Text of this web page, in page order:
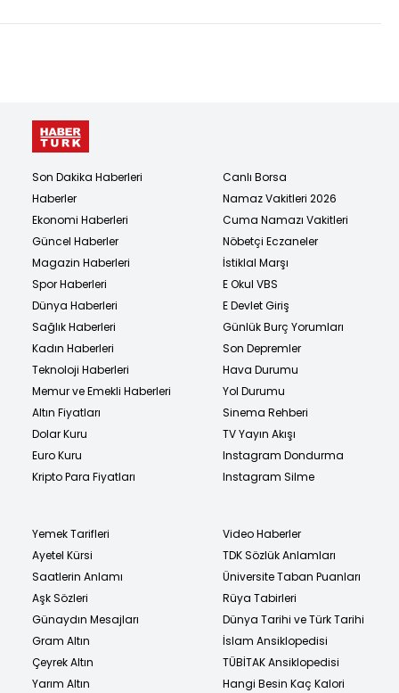
Son Dakika Haberleri
Haberler
Ekonomi Haberleri
Güncel Haberler
Magazin Haberleri
Spor Haberleri
Dünya Haberleri
Sağlık Haberleri
Kadın Haberleri
Teknoloji Haberleri
Memur ve Emekli Haberleri
Altın Fiyatları
Dolar Kuru
Euro Kuru
Kripto Para Fiyatları
Canlı Borsa
Namaz Vakitleri 2026
Cuma Namazı Vakitleri
Nöbetçi Eczaneler
İstiklal Marşı
E Okul VBS
E Devlet Giriş
Günlük Burç Yorumları
Son Depremler
Hava Durumu
Yol Durumu
Sinema Rehberi
TV Yayın Akışı
Instagram Dondurma
Instagram Silme
Yemek Tarifleri
Ayetel Kürsi
Saatlerin Anlamı
Aşk Sözleri
Günaydın Mesajları
Gram Altın
Çeyrek Altın
Yarım Altın
Video Haberler
TDK Sözlük Anlamları
Üniversite Taban Puanları
Rüya Tabirleri
Dünya Tarihi ve Türk Tarihi
İslam Ansiklopedisi
TÜBİTAK Ansiklopedisi
Hangi Besin Kaç Kalori